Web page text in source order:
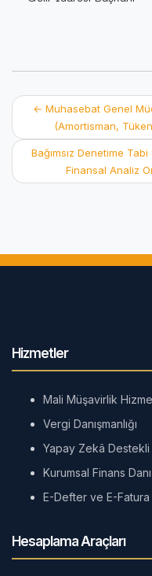
Post
navigation
← Muhasebat Genel
(Amortisman,
Bağımsız Denetime
Finansal Analiz
Hizmetler
Mali Müşavirlik
Vergi Danışmanlığı
Yapay Zekâ Destekli
Kurumsal Finans
E-Defter ve E-Fatura
Hesaplama Araçları